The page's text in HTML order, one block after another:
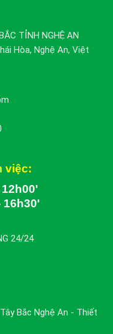
TỈNH NGHỆ AN
Hòa, Nghệ An, Việt
việc:
16h30'
24/24
Bắc Nghệ An - Thiết